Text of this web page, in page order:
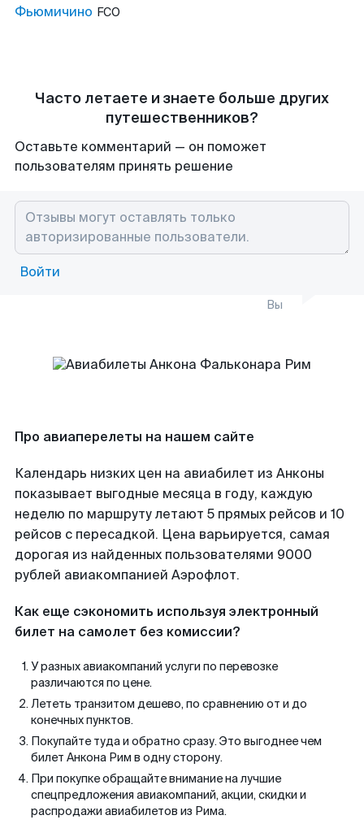
Фьюмичино FCO
Часто летаете и знаете больше других
путешественников?
Оставьте комментарий — он поможет
пользователям принять решение
Войти
Вы
Про авиаперелеты на нашем сайте
Календарь низких цен на авиабилет из Анконы
показывает выгодные месяца в году, каждую
неделю по маршруту летают 5 прямых рейсов и 10
рейсов с пересадкой. Цена варьируется, самая
дорогая из найденных пользователями 9000
рублей авиакомпанией Аэрофлот.
Как еще сэкономить используя электронный
билет на самолет без комиссии?
У разных авиакомпаний услуги по перевозке
различаются по цене.
Лететь транзитом дешево, по сравнению от и до
конечных пунктов.
Покупайте туда и обратно сразу. Это выгоднее чем
билет Анкона Рим в одну сторону.
При покупке обращайте внимание на лучшие
спецпредложения авиакомпаний, акции, скидки и
распродажи авиабилетов из Рима.